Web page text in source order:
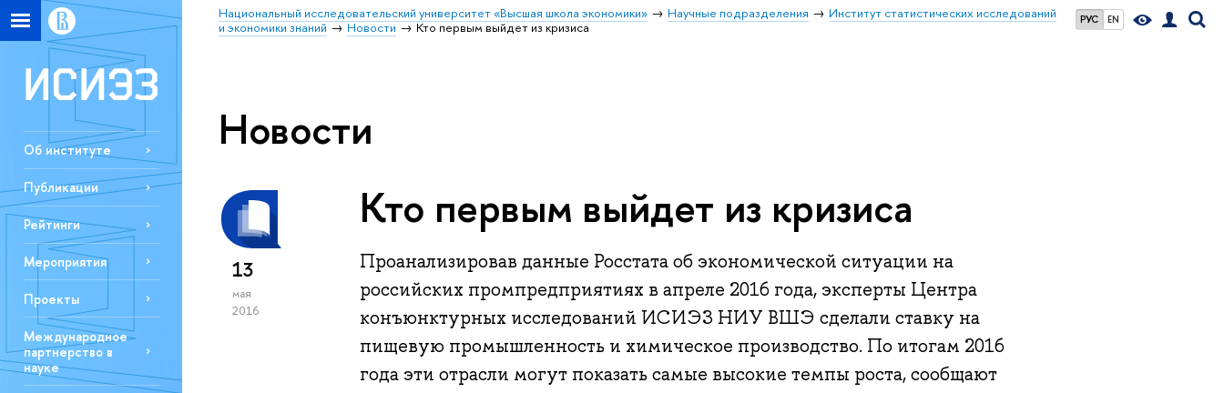
РУС EN
Национальный исследовательский университет «Высшая школа экономики» Научные подразделения
Институт статистических исследований
и экономики знаний
Новости Кто первым выйдет из кризиса
Об институте
Публикации
Рейтинги
Мероприятия
Проекты
Международное
партнерство в
науке
Новости
13
мая
2016
Кто первым выйдет из кризиса
Проанализировав данные Росстата об экономической ситуации на
российских промпредприятиях в апреле 2016 года, эксперты Центра
конъюнктурных исследований ИСИЭЗ НИУ ВШЭ сделали ставку на
пищевую промышленность и химическое производство. По итогам 2016
года эти отрасли могут показать самые высокие темпы роста, сообщают